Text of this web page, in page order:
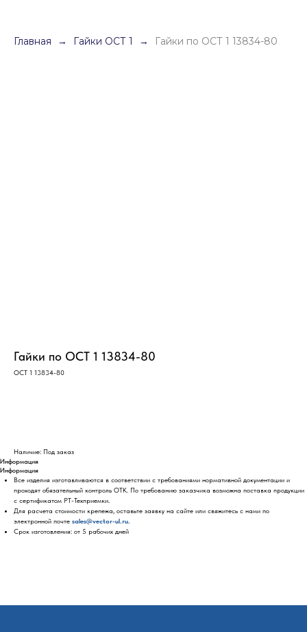
Главная Гайки ОСТ 1 Гайки по ОСТ 1 13834-80
Гайки по ОСТ 1 13834-80
ОСТ 1 13834-80
Наличие: Под заказ
Информация
Информация
Все изделия изготавливаются в соответствии с требованиями нормативной документации и
проходят обязательный контроль ОТК. По требованию заказчика возможна поставка продукции
с сертификатом РТ-Техприемки.
Для расчета стоимости крепежа, оставьте заявку на сайте или свяжитесь с нами по
электронной почте sales@vector-ul.ru.
Срок изготовления: от 5 рабочих дней